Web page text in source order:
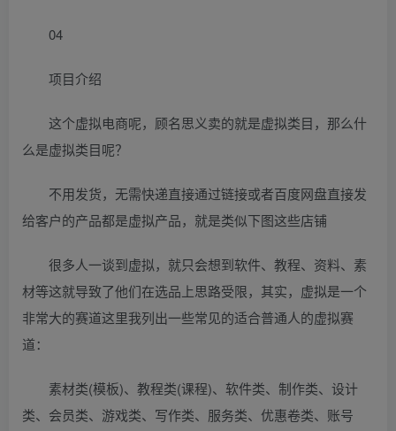
04
项目介绍
这个虚拟电商呢，顾名思义卖的就是虚拟类目，那么什
么是虚拟类目呢？
不用发货，无需快递直接通过链接或者百度网盘直接发
给客户的产品都是虚拟产品，就是类似下图这些店铺
很多人一谈到虚拟，就只会想到软件、教程、资料、素
材等这就导致了他们在选品上思路受限，其实，虚拟是一个
非常大的赛道这里我列出一些常见的适合普通人的虚拟赛
道：
素材类(模板)、教程类(课程)、软件类、制作类、设计
类、会员类、游戏类、写作类、服务类、优惠卷类、账号